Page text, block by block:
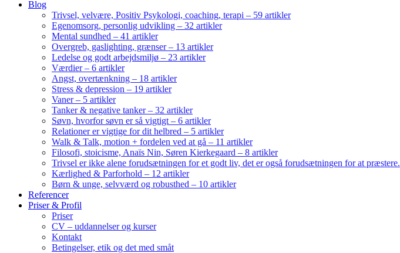
Blog
Trivsel, velvære, Positiv Psykologi, coaching, terapi – 59 artikler
Egenomsorg, personlig udvikling – 32 artikler
Mental sundhed – 41 artikler
Overgreb, gaslighting, grænser – 13 artikler
Ledelse og godt arbejdsmiljø – 23 artikler
Værdier – 6 artikler
Angst, overtænkning – 18 artikler
Stress & depression – 19 artikler
Vaner – 5 artikler
Tanker & negative tanker – 32 artikler
Søvn, hvorfor søvn er så vigtigt – 6 artikler
Relationer er vigtige for dit helbred – 5 artikler
Walk & Talk, motion + fordelen ved at gå – 11 artikler
Filosofi, stoicisme, Anaïs Nin, Søren Kierkegaard – 8 artikler
Trivsel er ikke alene forudsætningen for et godt liv, det er også forudsætningen for at præstere.
Kærlighed & Parforhold – 12 artikler
Børn & unge, selvværd og robusthed – 10 artikler
Referencer
Priser & Profil
Priser
CV – uddannelser og kurser
Kontakt
Betingelser, etik og det med småt